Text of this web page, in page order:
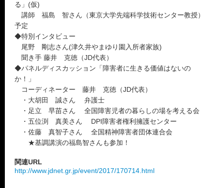
る」(仮)
講師 福島 智さん（東京大学先端科学技術センター教授）
予定
◆特別インタビュー
尾野 剛志さん(津久井やまゆり園入所者家族)
聞き手 藤井 克徳（JD代表）
◆パネルディスカッション「障害者に生きる価値はないの
か！」
コーディネーター 藤井 克徳（JD代表）
・大胡田 誠さん 弁護士
・足立 早苗さん 全国障害児者の暮らしの場を考える会
・五位渕 真美さん DPI障害者権利擁護センター
・佐藤 真智子さん 全国精神障害者団体連合会
★基調講演の福島智さんも参加！
関連URL
http://www.jdnet.gr.jp/event/2017/170714.html